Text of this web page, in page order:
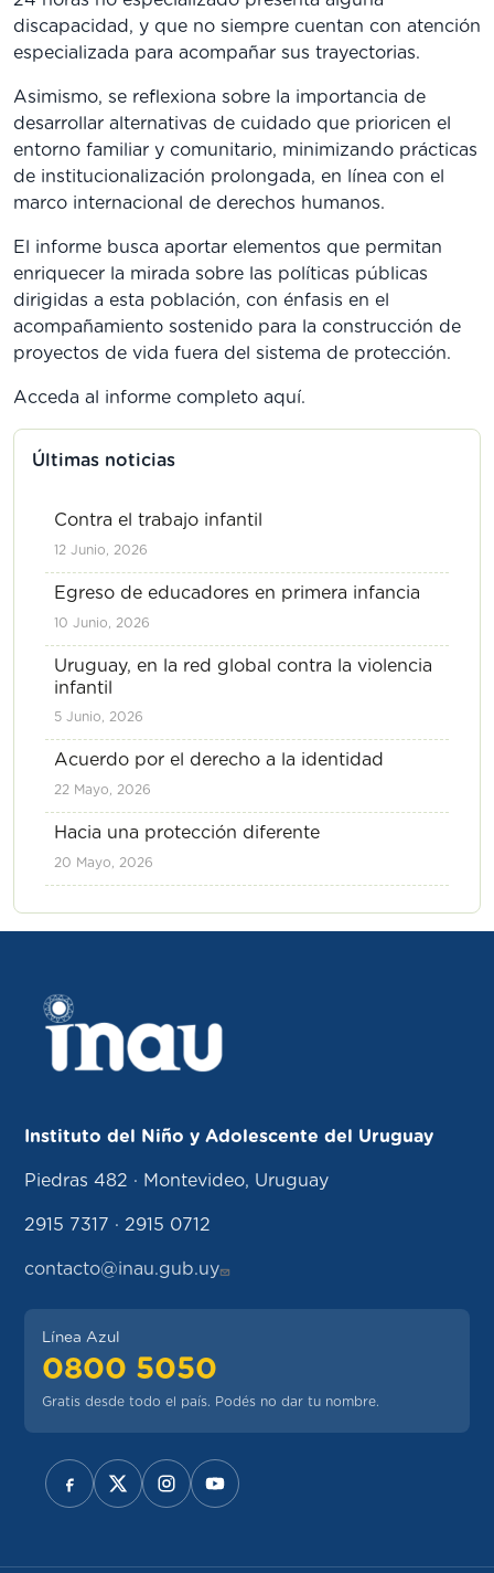
discapacidad, y que no siempre cuentan con atención
especializada para acompañar sus trayectorias.
Asimismo, se reflexiona sobre la importancia de
desarrollar alternativas de cuidado que prioricen el
entorno familiar y comunitario, minimizando prácticas
de institucionalización prolongada, en línea con el
marco internacional de derechos humanos.
El informe busca aportar elementos que permitan
enriquecer la mirada sobre las políticas públicas
dirigidas a esta población, con énfasis en el
acompañamiento sostenido para la construcción de
proyectos de vida fuera del sistema de protección.
Acceda al informe completo aquí.
Últimas noticias
Contra el trabajo infantil
12 Junio, 2026
Egreso de educadores en primera infancia
10 Junio, 2026
Uruguay, en la red global contra la violencia
infantil
5 Junio, 2026
Acuerdo por el derecho a la identidad
22 Mayo, 2026
Hacia una protección diferente
20 Mayo, 2026
Instituto del Niño y Adolescente del Uruguay
Piedras 482 · Montevideo, Uruguay
2915 7317 · 2915 0712
contacto@inau.gub.uy
Línea Azul
0800 5050
Gratis desde todo el país. Podés no dar tu nombre.
REDES SOCIALES